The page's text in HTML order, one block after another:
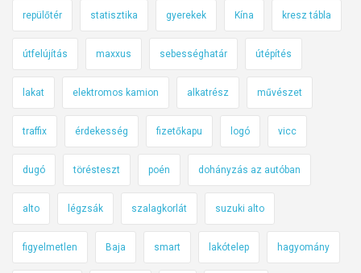
repülőtér statisztika gyerekek Kína kresz tábla
útfelújítás maxxus sebességhatár útépítés
lakat elektromos kamion alkatrész művészet
traffix érdekesség fizetőkapu logó vicc
dugó törésteszt poén dohányzás az autóban
alto légzsák szalagkorlát suzuki alto
figyelmetlen Baja smart lakótelep hagyomány